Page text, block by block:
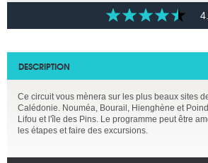
DESCRIPTION
Ce circuit vous mènera sur les plus beaux sites
Calédonie. Nouméa, Bourail, Hienghène et
Lifou et l'île des Pins. Le programme peut être
les étapes et faire des excursions.